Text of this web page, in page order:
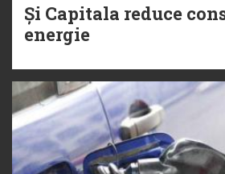
Și Capitala reduce
energie